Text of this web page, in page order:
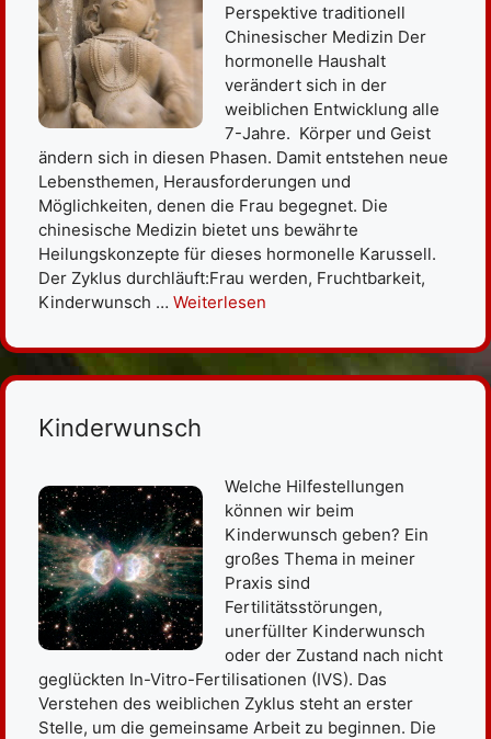
Perspektive traditionell
Chinesischer Medizin Der
hormonelle Haushalt
verändert sich in der
weiblichen Entwicklung alle
7-Jahre. Körper und Geist
ändern sich in diesen Phasen. Damit entstehen neue
Lebensthemen, Herausforderungen und
Möglichkeiten, denen die Frau begegnet. Die
chinesische Medizin bietet uns bewährte
Heilungskonzepte für dieses hormonelle Karussell.
Der Zyklus durchläuft:Frau werden, Fruchtbarkeit,
Kinderwunsch … Weiterlesen
Kinderwunsch
Welche Hilfestellungen
können wir beim
Kinderwunsch geben? Ein
großes Thema in meiner
Praxis sind
Fertilitätsstörungen,
unerfüllter Kinderwunsch
oder der Zustand nach nicht
geglückten In-Vitro-Fertilisationen (IVS). Das
Verstehen des weiblichen Zyklus steht an erster
Stelle, um die gemeinsame Arbeit zu beginnen. Die